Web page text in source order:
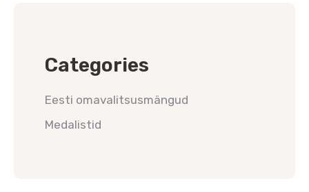
Categories
Eesti omavalitsusmängud
Medalistid